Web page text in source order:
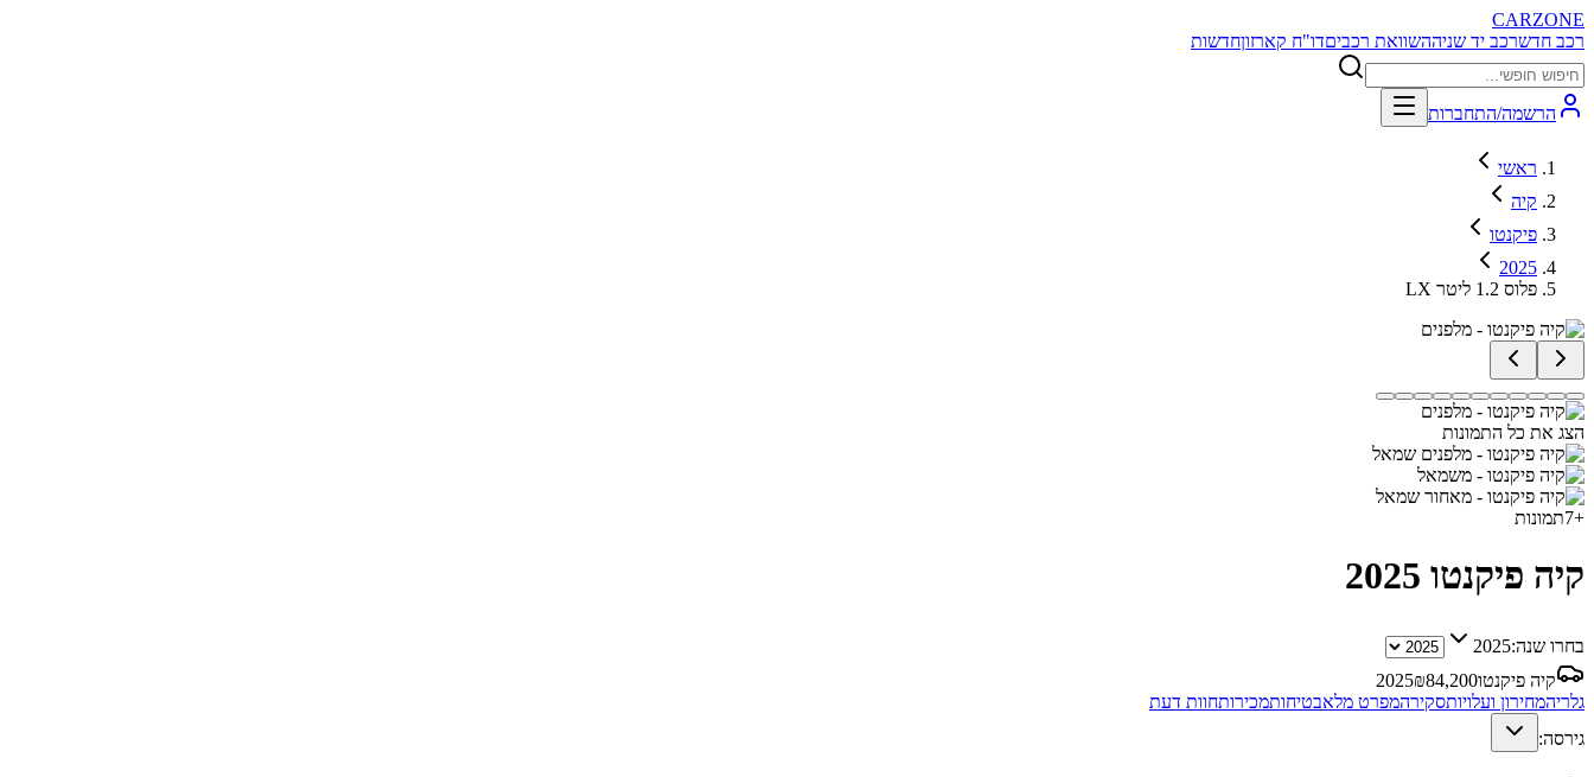
CARZONE
רכב חדשרכב יד שניההשוואת רכביםדו"ח קארזוןחדשות
הרשמה/התחברות
ראשי
קיה
פיקנטו
2025
LX פלוס 1.2 ליטר
הצג את כל התמונות
+
7תמונות
קיה פיקנטו 2025
בחרו שנה:2025
קיה פיקנטו
2025₪84,200
גלריהמחירון ועלויותסקירהמפרט מלאבטיחותמכירותחוות דעת
גירסה: